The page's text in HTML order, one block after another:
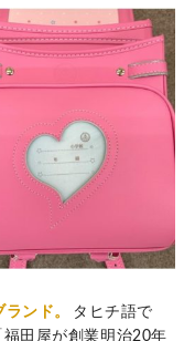
ンド。
タヒチ語で
福田屋が創業明治20年